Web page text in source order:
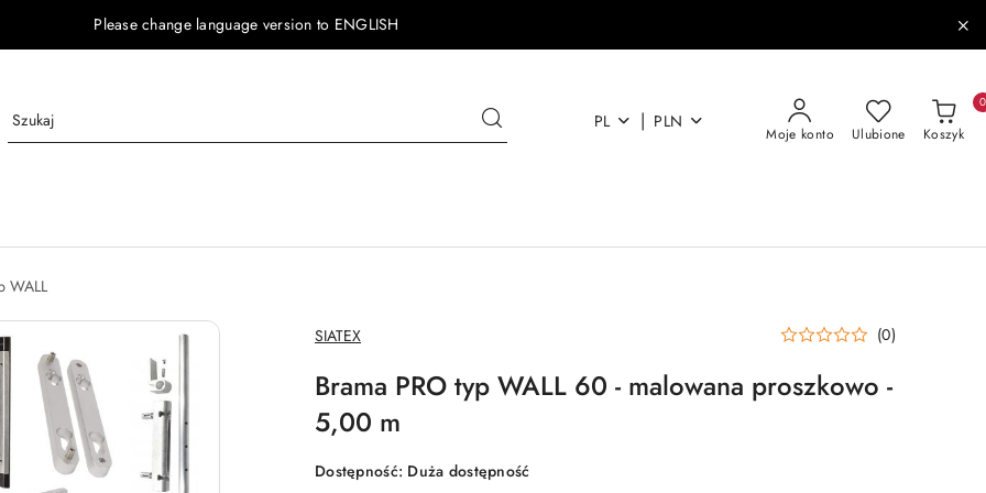
Please change language version to ENGLISH
PL | PLN
Moje konto Ulubione Koszyk
0
WALL
NAZWA
PRODUCENTA:
SIATEX (0)
Brama PRO typ WALL 60 - malowana proszkowo -
5,00 m
Dostępność: Duża dostępność